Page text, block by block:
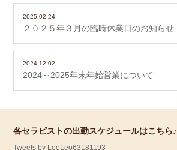
2025.02.24
２０２５年３月の臨時休業日のお知らせ
2024.12.02
2024～2025年末年始営業について
各セラピストの出勤スケジュールはこちら♪
Tweets by LeoLeo63181193